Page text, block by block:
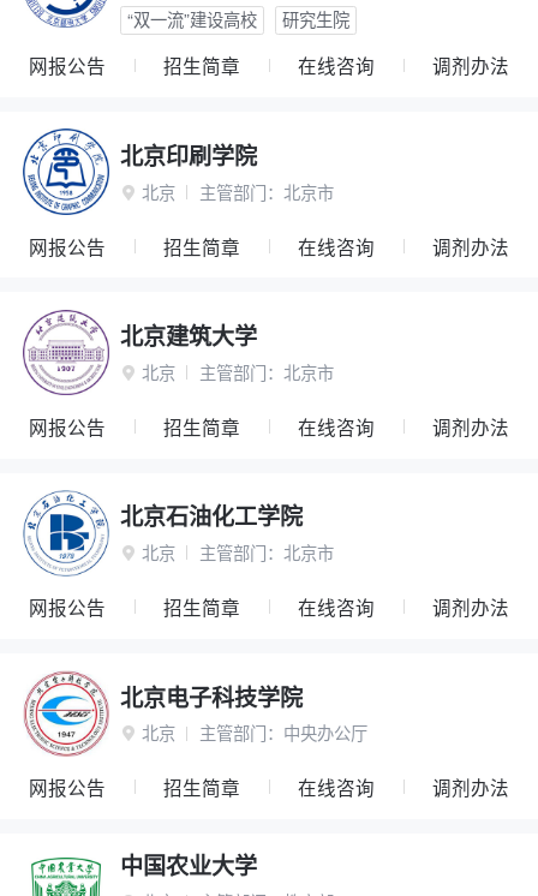
“双一流”建设高校
研究生院
网报公告 招生简章 在线咨询 调剂办法
北京印刷学院
 北京 主管部门： 北京市
网报公告 招生简章 在线咨询 调剂办法
北京建筑大学
 北京 主管部门： 北京市
网报公告 招生简章 在线咨询 调剂办法
北京石油化工学院
 北京 主管部门： 北京市
网报公告 招生简章 在线咨询 调剂办法
北京电子科技学院
 北京 主管部门： 中央办公厅
网报公告 招生简章 在线咨询 调剂办法
中国农业大学